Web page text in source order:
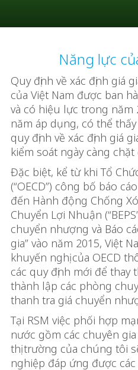
Năng lực
Quy định về xác định giá
của Việt Nam được ban
và có hiệu lực trong năm
năm áp dụng, có thể
quy định về xác định giá
kiểm soát ngày càng chặt
Đặc biệt, kể từ khi Tổ
(“OECD”) công bố báo
đến Hành động Chống
Chuyển Lợi Nhuận
chuyển nhượng và Báo
gia” vào năm 2015, Việt
khuyến nghị của OECD
các quy định mới để thay
thành lập các phòng
thanh tra giá chuyển
Tại RSM việc phối hợp
nước gồm các chuyên
thị trường của chúng tôi
nghiệp đáp ứng được